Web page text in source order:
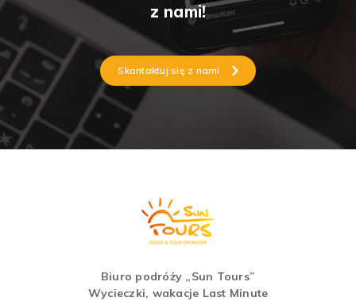
z nami!
Skontaktuj się z nami
Biuro podróży „Sun Tours”
Wycieczki, wakacje Last Minute